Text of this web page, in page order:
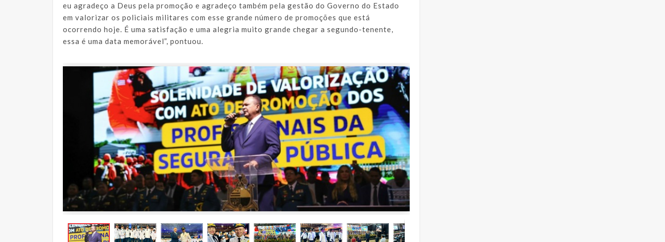
eu agradeço a Deus pela promoção e agradeço também pela gestão do Governo do Estado
em valorizar os policiais militares com esse grande número de promoções que está
ocorrendo hoje. É uma satisfação e uma alegria muito grande chegar a segundo-tenente,
essa é uma data memorável”, pontuou.